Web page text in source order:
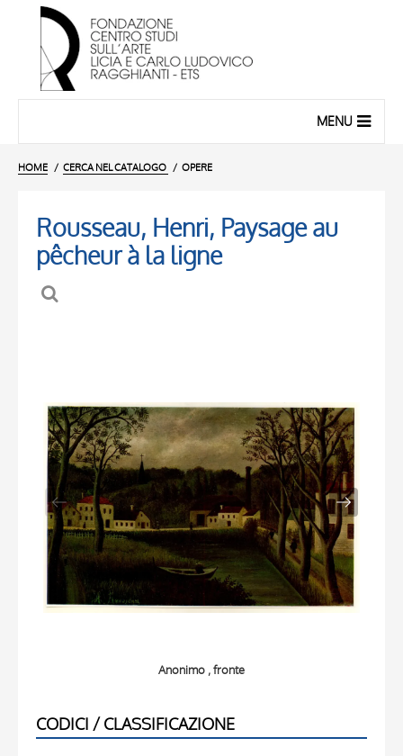
MENU
HOME CERCA NEL CATALOGO OPERE
Rousseau, Henri, Paysage au
pêcheur à la ligne
Anonimo , fronte
CODICI / CLASSIFICAZIONE